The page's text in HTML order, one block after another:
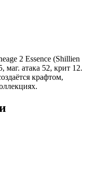
2 Essence (Shillien
маг. атака 52, крит 12.
крафтом,